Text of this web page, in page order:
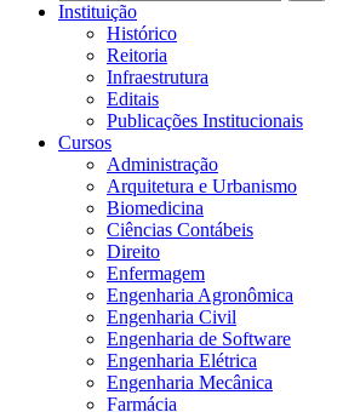
Instituição
Histórico
Reitoria
Infraestrutura
Editais
Publicações Institucionais
Cursos
Administração
Arquitetura e Urbanismo
Biomedicina
Ciências Contábeis
Direito
Enfermagem
Engenharia Agronômica
Engenharia Civil
Engenharia de Software
Engenharia Elétrica
Engenharia Mecânica
Farmácia